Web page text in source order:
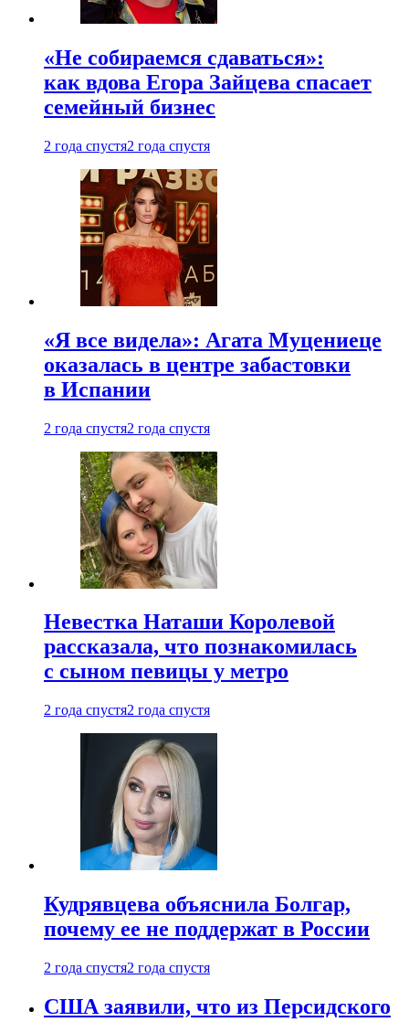
«Не собираемся сдаваться»:
как вдова Егора Зайцева спасает
семейный бизнес
2 года спустя2 года спустя
«Я все видела»: Агата Муцениеце
оказалась в центре забастовки
в Испании
2 года спустя2 года спустя
Невестка Наташи Королевой
рассказала, что познакомилась
с сыном певицы у метро
2 года спустя2 года спустя
Кудрявцева объяснила Болгар,
почему ее не поддержат в России
2 года спустя2 года спустя
США заявили, что из Персидского